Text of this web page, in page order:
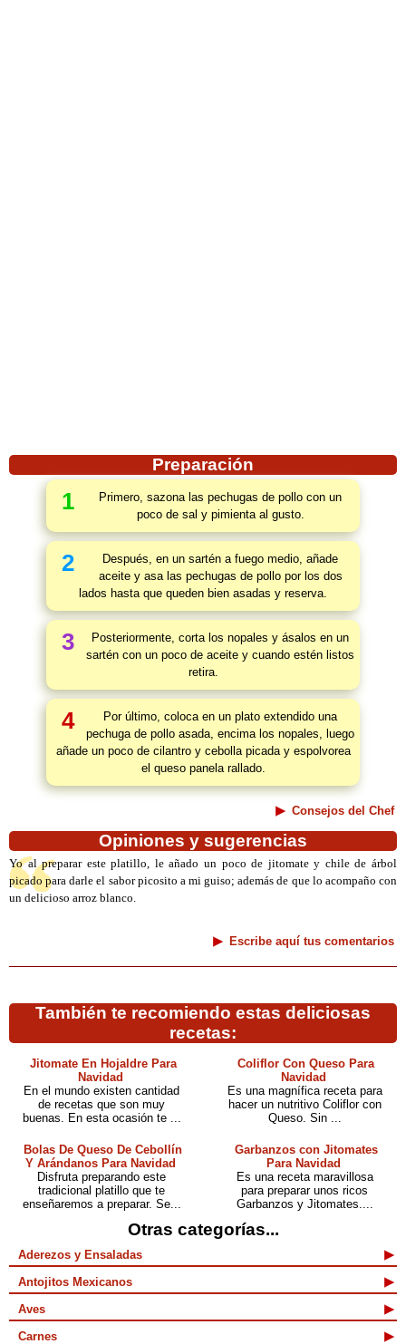
Preparación
1
Primero, sazona las pechugas de pollo con un
poco de sal y pimienta al gusto.
2
Después, en un sartén a fuego medio, añade
aceite y asa las pechugas de pollo por los dos
lados hasta que queden bien asadas y reserva.
3
Posteriormente, corta los nopales y ásalos en un
sartén con un poco de aceite y cuando estén listos
retira.
4
Por último, coloca en un plato extendido una
pechuga de pollo asada, encima los nopales, luego
añade un poco de cilantro y cebolla picada y espolvorea
el queso panela rallado.
Consejos del Chef
Opiniones y sugerencias
Yo al preparar este platillo, le añado un poco de jitomate y chile de árbol
picado para darle el sabor picosito a mi guiso; además de que lo acompaño con
un delicioso arroz blanco.
Escribe aquí tus comentarios
También te recomiendo estas deliciosas
recetas:
Jitomate En Hojaldre Para
Navidad
En el mundo existen cantidad
de recetas que son muy
buenas. En esta ocasión te ...
Coliflor Con Queso Para
Navidad
Es una magnífica receta para
hacer un nutritivo Coliflor con
Queso. Sin ...
Bolas De Queso De Cebollín
Y Arándanos Para Navidad
Disfruta preparando este
tradicional platillo que te
enseñaremos a preparar. Se...
Garbanzos con Jitomates
Para Navidad
Es una receta maravillosa
para preparar unos ricos
Garbanzos y Jitomates....
Otras categorías...
Aderezos y Ensaladas
Antojitos Mexicanos
Aves
Carnes